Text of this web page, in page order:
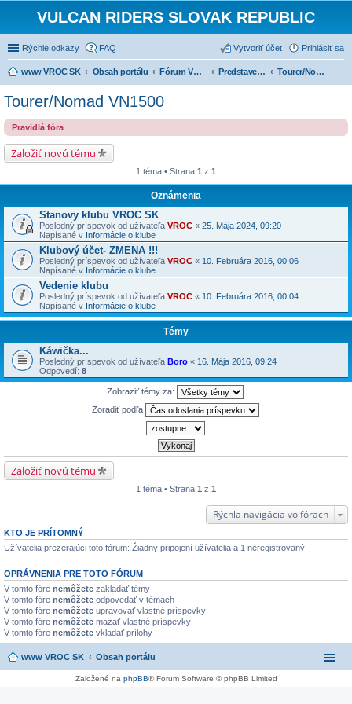
VULCAN RIDERS SLOVAK REPUBLIC
Rýchle odkazy FAQ Prihlásiť sa
Vytvoriť účet
www VROC SK Obsah portálu Fórum VROC SK Predstavenie strojov Tourer/Nomad VN1500
Tourer/Nomad VN1500
Pravidlá fóra
Založiť novú tému
1 téma • Strana 1 z 1
Oznámenia
Stanovy klubu VROC SK
Posledný príspevok od užívateľa VROC « 25. Mája 2024, 09:20
Napísané v Informácie o klube
Klubový účet- ZMENA !!!
Posledný príspevok od užívateľa VROC « 10. Februára 2016, 00:06
Napísané v Informácie o klube
Vedenie klubu
Posledný príspevok od užívateľa VROC « 10. Februára 2016, 00:04
Napísané v Informácie o klube
Témy
Káwička...
Posledný príspevok od užívateľa Boro « 16. Mája 2016, 09:24
Odpovedí: 8
Zobraziť témy za:
Zoradiť podľa
Založiť novú tému
1 téma • Strana 1 z 1
Rýchla navigácia vo fórach
KTO JE PRÍTOMNÝ
Užívatelia prezerajúci toto fórum: Žiadny pripojení užívatelia a 1 neregistrovaný
OPRÁVNENIA PRE TOTO FÓRUM
V tomto fóre nemôžete zakladať témy
V tomto fóre nemôžete odpovedať v témach
V tomto fóre nemôžete upravovať vlastné príspevky
V tomto fóre nemôžete mazať vlastné príspevky
V tomto fóre nemôžete vkladať prílohy
www VROC SK Obsah portálu
Založené na phpBB® Forum Software © phpBB Limited